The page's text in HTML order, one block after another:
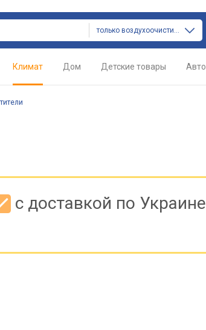
только воздухоочистители
Климат Дом Детские товары Авто
с доставкой по Украине